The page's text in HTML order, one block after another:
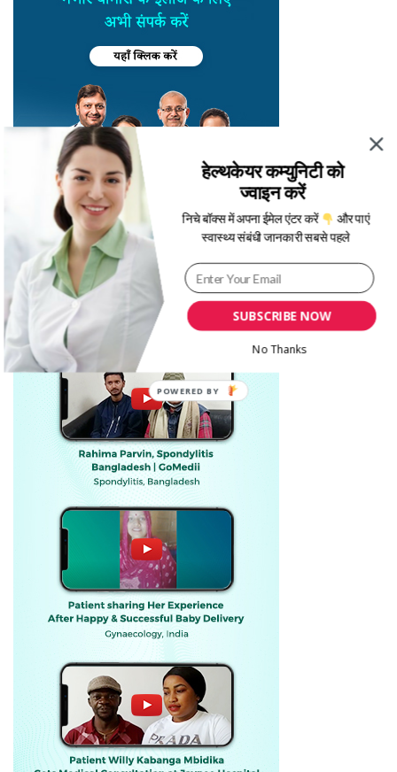
SUBSCRIBE NOW
हेल्थकेयर कम्युनिटी को
ज्वाइन करें
निचे बॉक्स में अपना ईमेल एंटर करें और पाएं
स्वास्थ्य संबंधी जानकारी सबसे पहले
No Thanks
POWERED BY